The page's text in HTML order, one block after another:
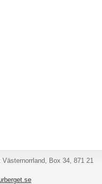
Västernorrland, Box 34, 871 21